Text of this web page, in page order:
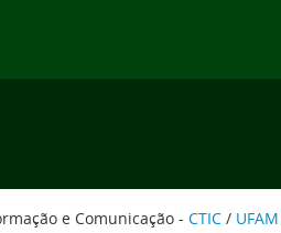
e Comunicação - CTIC / UFAM